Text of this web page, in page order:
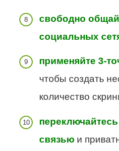
свободно
социальных
применяйте 3-
чтобы создать
количество
связью и